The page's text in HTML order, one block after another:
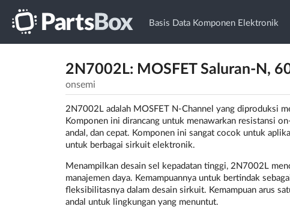
Basis Data Komponen Elektronik
2N7002L: MOSFET Saluran-N,
onsemi
2N7002L adalah MOSFET N-Channel yang diproduksi
Komponen ini dirancang untuk menawarkan resistansi
andal, dan cepat. Komponen ini sangat cocok untuk
untuk berbagai sirkuit elektronik.
Menampilkan desain sel kepadatan tinggi, 2N7002L
manajemen daya. Kemampuannya untuk bertindak
fleksibilitasnya dalam desain sirkuit. Kemampuan arus
andal untuk lingkungan yang menuntut.